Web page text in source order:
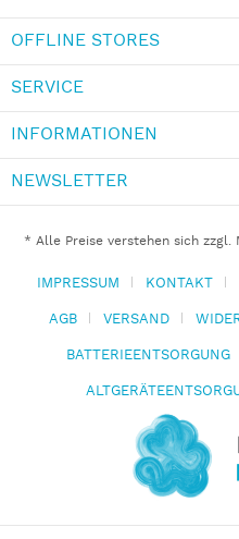
OFFLINE STORES
SERVICE
INFORMATIONEN
NEWSLETTER
* Alle Preise verstehen sich zzgl.
IMPRESSUM KONTAKT
AGB
VERSAND
BATTERIEENTSORGUNG